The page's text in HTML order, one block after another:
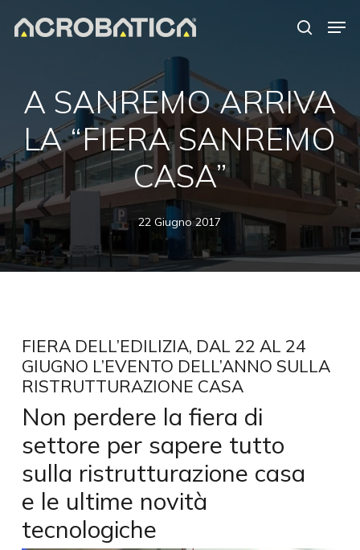
A SANREMO ARRIVA
LA “FIERA SANREMO
CASA”
22 Giugno 2017
FIERA DELL’EDILIZIA, DAL 22 AL 24
GIUGNO L’EVENTO DELL’ANNO SULLA
RISTRUTTURAZIONE CASA
Non perdere la fiera di
settore per sapere tutto
sulla ristrutturazione casa
e le ultime novità
tecnologiche